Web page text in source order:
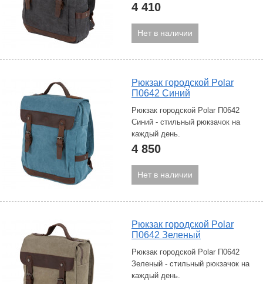
4 410
Нет в наличии
Рюкзак городской Polar
П0642 Синий
Рюкзак городской Polar П0642
Синий - стильный рюкзачок на
каждый день.
4 850
Нет в наличии
Рюкзак городской Polar
П0642 Зеленый
Рюкзак городской Polar П0642
Зеленый - стильный рюкзачок на
каждый день.